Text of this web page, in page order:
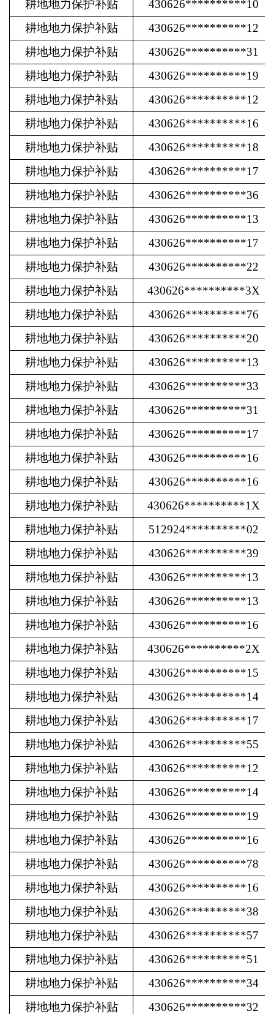
耕地地力保护补贴
430626**********10
耕地地力保护补贴
430626**********12
耕地地力保护补贴
430626**********31
耕地地力保护补贴
430626**********19
耕地地力保护补贴
430626**********12
耕地地力保护补贴
430626**********16
耕地地力保护补贴
430626**********18
耕地地力保护补贴
430626**********17
耕地地力保护补贴
430626**********36
耕地地力保护补贴
430626**********13
耕地地力保护补贴
430626**********17
耕地地力保护补贴
430626**********22
耕地地力保护补贴
430626**********3X
耕地地力保护补贴
430626**********76
耕地地力保护补贴
430626**********20
耕地地力保护补贴
430626**********13
耕地地力保护补贴
430626**********33
耕地地力保护补贴
430626**********31
耕地地力保护补贴
430626**********17
耕地地力保护补贴
430626**********16
耕地地力保护补贴
430626**********16
耕地地力保护补贴
430626**********1X
耕地地力保护补贴
512924**********02
耕地地力保护补贴
430626**********39
耕地地力保护补贴
430626**********13
耕地地力保护补贴
430626**********13
耕地地力保护补贴
430626**********16
耕地地力保护补贴
430626**********2X
耕地地力保护补贴
430626**********15
耕地地力保护补贴
430626**********14
耕地地力保护补贴
430626**********17
耕地地力保护补贴
430626**********55
耕地地力保护补贴
430626**********12
耕地地力保护补贴
430626**********14
耕地地力保护补贴
430626**********19
耕地地力保护补贴
430626**********16
耕地地力保护补贴
430626**********78
耕地地力保护补贴
430626**********16
耕地地力保护补贴
430626**********38
耕地地力保护补贴
430626**********57
耕地地力保护补贴
430626**********51
耕地地力保护补贴
430626**********34
耕地地力保护补贴
430626**********32